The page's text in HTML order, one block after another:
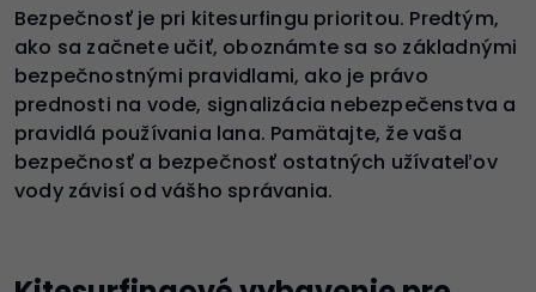
Bezpečnosť je pri kitesurfingu prioritou. Predtým,
ako sa začnete učiť, oboznámte sa so základnými
bezpečnostnými pravidlami, ako je právo
prednosti na vode, signalizácia nebezpečenstva a
pravidlá používania lana. Pamätajte, že vaša
bezpečnosť a bezpečnosť ostatných užívateľov
vody závisí od vášho správania.